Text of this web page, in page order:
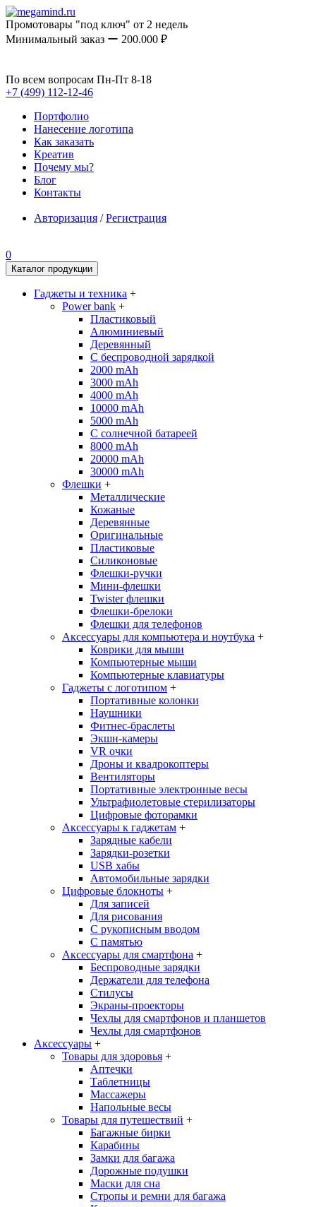
Промотовары "под ключ" от 2 недель
Минимальный заказ ー 200.000 ₽
По всем вопросам Пн-Пт 8-18
+7 (499) 112-12-46
Портфолио
Нанесение логотипа
Как заказать
Креатив
Почему мы?
Блог
Контакты
Авторизация /Регистрация
0
Каталог продукции
Гаджеты и техника +
Power bank +
Пластиковый
Алюминиевый
Деревянный
С беспроводной зарядкой
2000 mAh
3000 mAh
4000 mAh
10000 mAh
5000 mAh
С солнечной батареей
8000 mAh
20000 mAh
30000 mAh
Флешки +
Металлические
Кожаные
Деревянные
Оригинальные
Пластиковые
Силиконовые
Флешки-ручки
Мини-флешки
Twister флешки
Флешки-брелоки
Флешки для телефонов
Аксессуары для компьютера и ноутбука +
Коврики для мыши
Компьютерные мыши
Компьютерные клавиатуры
Гаджеты с логотипом +
Портативные колонки
Наушники
Фитнес-браслеты
Экшн-камеры
VR очки
Дроны и квадрокоптеры
Вентиляторы
Портативные электронные весы
Ультрафиолетовые стерилизаторы
Цифровые фоторамки
Аксессуары к гаджетам +
Зарядные кабели
Зарядки-розетки
USB хабы
Автомобильные зарядки
Цифровые блокноты +
Для записей
Для рисования
С рукописным вводом
С памятью
Аксессуары для смартфона +
Беспроводные зарядки
Держатели для телефона
Стилусы
Экраны-проекторы
Чехлы для смартфонов и планшетов
Чехлы для смартфонов
Аксессуары +
Товары для здоровья +
Аптечки
Таблетницы
Массажеры
Напольные весы
Товары для путешествий +
Багажные бирки
Карабины
Замки для багажа
Дорожные подушки
Маски для сна
Стропы и ремни для багажа